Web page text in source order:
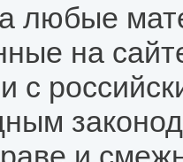
любые
на
с